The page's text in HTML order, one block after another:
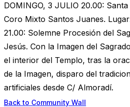
DOMINGO, 3 JULIO 20.00:
Coro Mixto Santos Juanes.
21.00: Solemne Procesión del
Jesús. Con la Imagen del
el interior del Templo, tras la
de la Imagen, disparo del
artificiales desde C/ Almoradí.
Back to Community Wall